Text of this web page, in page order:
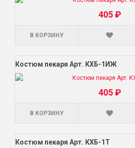
405 ₽
В КОРЗИНУ
Костюм пекаря Арт. КХБ-1ИЖ
405 ₽
В КОРЗИНУ
Костюм пекаря Арт. КХБ-1Т